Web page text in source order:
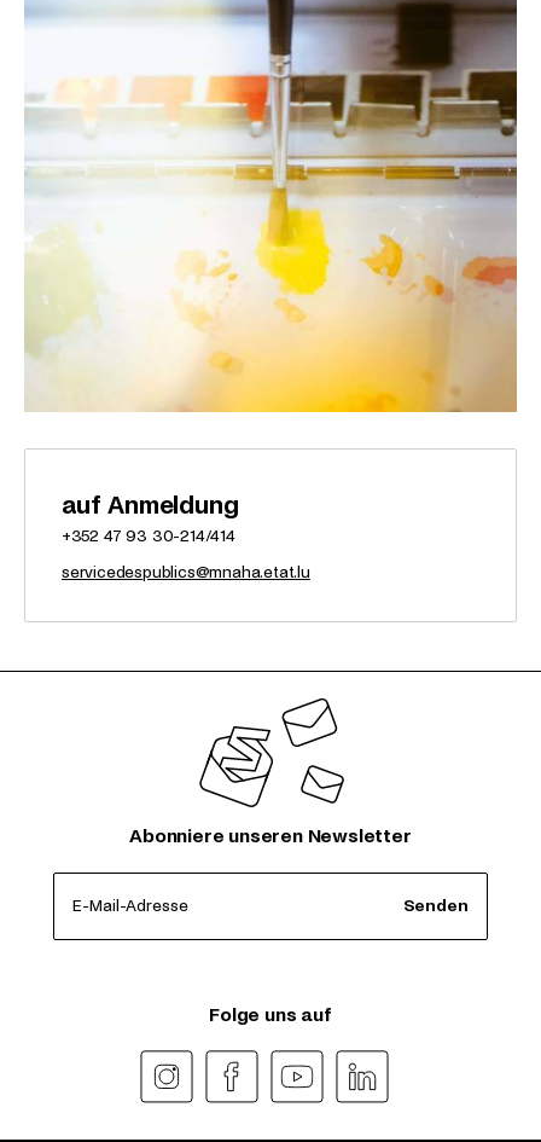
auf Anmeldung
+352 47 93 30-214/414
servicedespublics@mnaha.etat.lu
Abonniere unseren Newsletter
E-Mail-Adresse Senden
Folge uns auf